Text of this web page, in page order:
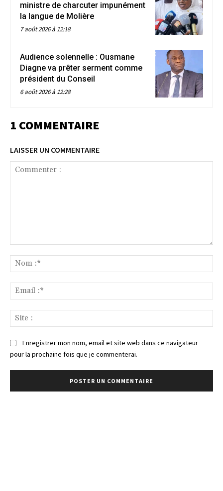
ministre de charcuter impunément
la langue de Molière
7 août 2026 à 12:18
Audience solennelle : Ousmane
Diagne va prêter serment comme
président du Conseil
6 août 2026 à 12:28
1 COMMENTAIRE
LAISSER UN COMMENTAIRE
:*
:*
:
Enregistrer mon nom, email et site web dans ce navigateur
pour la prochaine fois que je commenterai.